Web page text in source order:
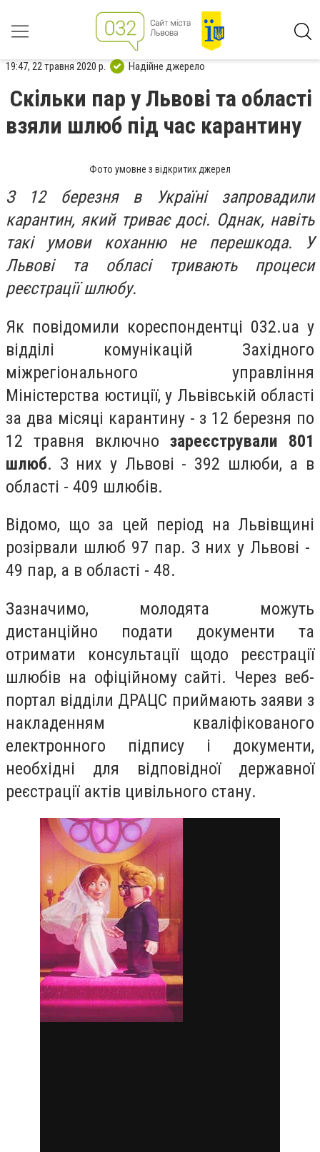
19:47, 22 травня 2020 р. Надійне джерело
Скільки пар у Львові та області
взяли шлюб під час карантину
Фото умовне з відкритих джерел
З 12 березня в Україні запровадили
карантин, який триває досі. Однак, навіть
такі умови коханню не перешкода. У
Львові та обласі тривають процеси
реєстрації шлюбу.
Як повідомили кореспондентці 032.ua у
відділі комунікацій Західного
міжрегіонального управління
Міністерства юстиції, у Львівській області
за два місяці карантину - з 12 березня по
12 травня включно зареєстрували 801
шлюб. З них у Львові - 392 шлюби, а в
області - 409 шлюбів.
Відомо, що за цей період на Львівщині
розірвали шлюб 97 пар. З них у Львові -
49 пар, а в області - 48.
Зазначимо, молодята можуть
дистанційно подати документи та
отримати консультації щодо реєстрації
шлюбів на офіційному сайті. Через веб-
портал відділи ДРАЦС приймають заяви з
накладенням кваліфікованого
електронного підпису і документи,
необхідні для відповідної державної
реєстрації актів цивільного стану.